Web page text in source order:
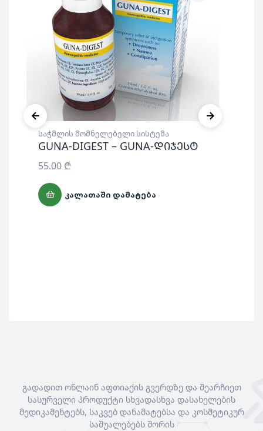
საჭმლის მომნელებელი სისტემა
GUNA-DIGEST – GUNA-დიჯესტ
55.00 ₾
ᲙᲐᲚᲐᲗᲐᲨᲘ ᲓᲐᲛᲐᲢᲔᲑᲐ
გადადით ონლაინ აფთიაქის გვერდზე და შეარჩიეთ
სასურველი პროდუქტი სხვადასხვა დასახელების
მედიკამენტებს, საკვებ დანამატებსა და კოსმეტიკურ
საშუალებებს შორის